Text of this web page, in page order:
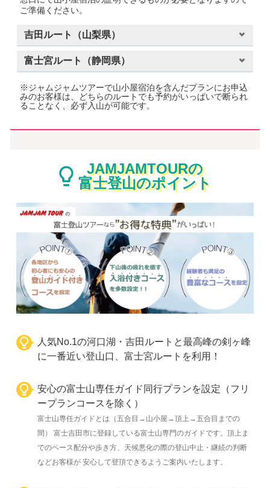
ご準備ください。
吉田 ルート（山梨県）
富士宮ルート（静岡県）
※ジャムジャムツアーで山小屋宿泊を含んだプランにお申込
みのお客様は、どちらのルートでも予約がいっぱいで断られ
ることなく、必ず入山が可能です。
JAMJAMTOURの
富士登山のポイント
人気No.1の河口湖・吉田ルートと最高峰の剣ヶ峰
に一番近い登山口、富士宮ルートを利用！
安心の富士山専任ガイド同行プランを設定（フリ
ープランコースを除く）
富士山専任ガイドとは（五合目→山小屋→頂上→五合目までの
間） 富士吉田市に登録している富士山専門のガイドです。頂上ま
でのペース配分や歩き方、天候悪化の際の登山中止・継続の判断
などお客様が 安心して登頂できるようご案内いたします。